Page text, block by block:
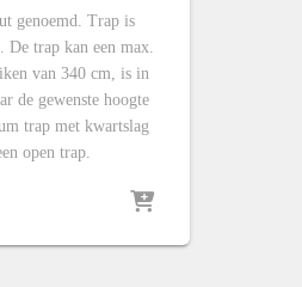
genoemd. Trap is
De trap kan een max.
van 340 cm, is in
de gewenste hoogte
trap met kwartslag
open trap.